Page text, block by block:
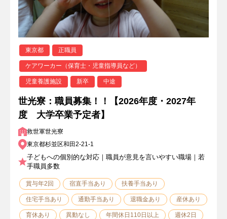
東京都 正職員
ケアワーカー（保育士・児童指導員など）
児童養護施設 新卒 中途
世光寮：職員募集！！【2026年度・2027年
度 大学卒業予定者】
救世軍世光寮
東京都杉並区和田2-21-1
子どもへの個別的な対応｜職員が意見を言いやすい職場｜若
手職員多数
賞与年2回 宿直手当あり 扶養手当あり
住宅手当あり 通勤手当あり 退職金あり 産休あり
育休あり 異動なし 年間休日110日以上 週休2日